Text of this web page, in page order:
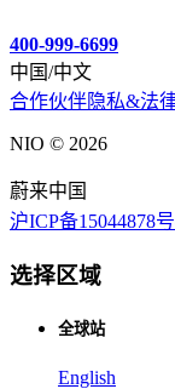
400-999-6699
中国/中文
合作伙伴隐私&法
NIO © 2026
蔚来中国
沪ICP备15044878
选择区域
全球站
English